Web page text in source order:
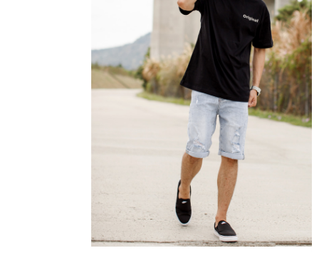
５．嚴禁一人註冊多個帳號或使用他人資訊註冊。若發現惡意使用之情形，
恩沛科技股份有限公司將有權停止該用戶之使用額度並採取法律行動。